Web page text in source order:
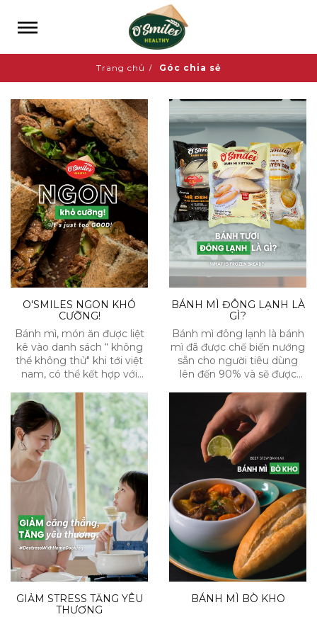
Trang chủ Góc chia sẻ
O'SMILES NGON KHÓ
CƯỠNG!
Bánh mì, món ăn được liệt
kê vào danh sách “ không
thể không thử" khi tới việt
nam, có thể kết hợp với
thức cùng bất cứ món gì.
Vậy điều gì tạo nên thương
hiệu và độ “ngon khó
cưỡng” đến vậy?
BÁNH MÌ ĐÔNG LẠNH LÀ
GÌ?
Bánh mì đông lạnh là bánh
mì đã được chế biến nướng
sẵn cho người tiêu dùng
lên đến 90% và sẽ được
trong ngăn đá tủ lạnh. Khi
bạn muốn thưởng thức
một ổ bánh mì nóng hổi,
chỉ cần rã đông bánh mì từ
ngăn đá tủ lạnh từ 5 PHÚT
và nướng lại thêm 5 PHÚT.
GIẢM STRESS TĂNG YÊU
THƯƠNG
BÁNH MÌ BÒ KHO